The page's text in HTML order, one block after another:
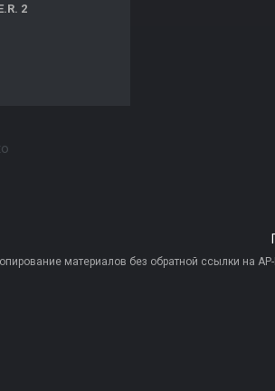
2
материалов без обратной ссылки на